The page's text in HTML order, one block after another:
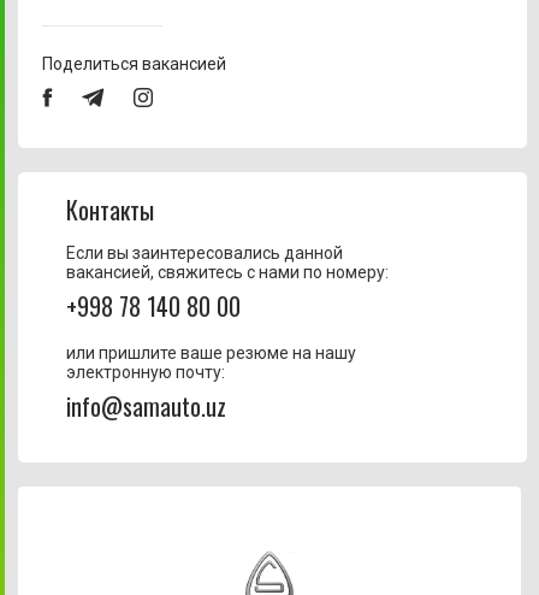
Поделиться вакансией
Контакты
Если вы заинтересовались данной
вакансией, свяжитесь с нами по номеру:
+998 78 140 80 00
или пришлите ваше резюме на нашу
электронную почту:
info@samauto.uz